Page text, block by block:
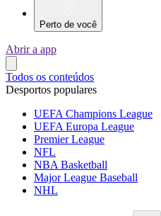
Perto de você
Abrir a app
Todos os conteúdos
Desportos populares
UEFA Champions League
UEFA Europa League
Premier League
NFL
NBA Basketball
Major League Baseball
NHL